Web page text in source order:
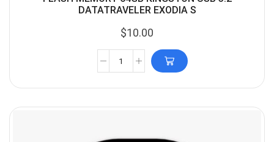
DATATRAVELER EXODIA S
$10.00